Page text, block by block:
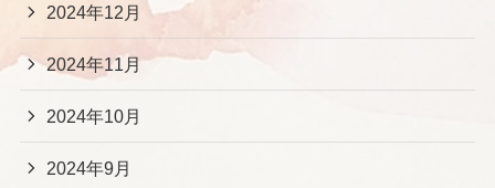
2024年12月
2024年11月
2024年10月
2024年9月